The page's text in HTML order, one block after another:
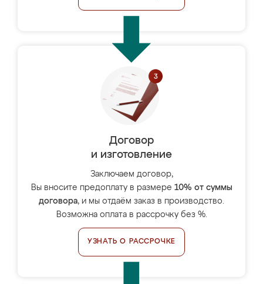
Договор
и изготовление
Заключаем договор,
Вы вносите предоплату в размере 10% от суммы
договора, и мы отдаём заказ в производство.
Возможна оплата в рассрочку без %.
УЗНАТЬ О РАССРОЧКЕ